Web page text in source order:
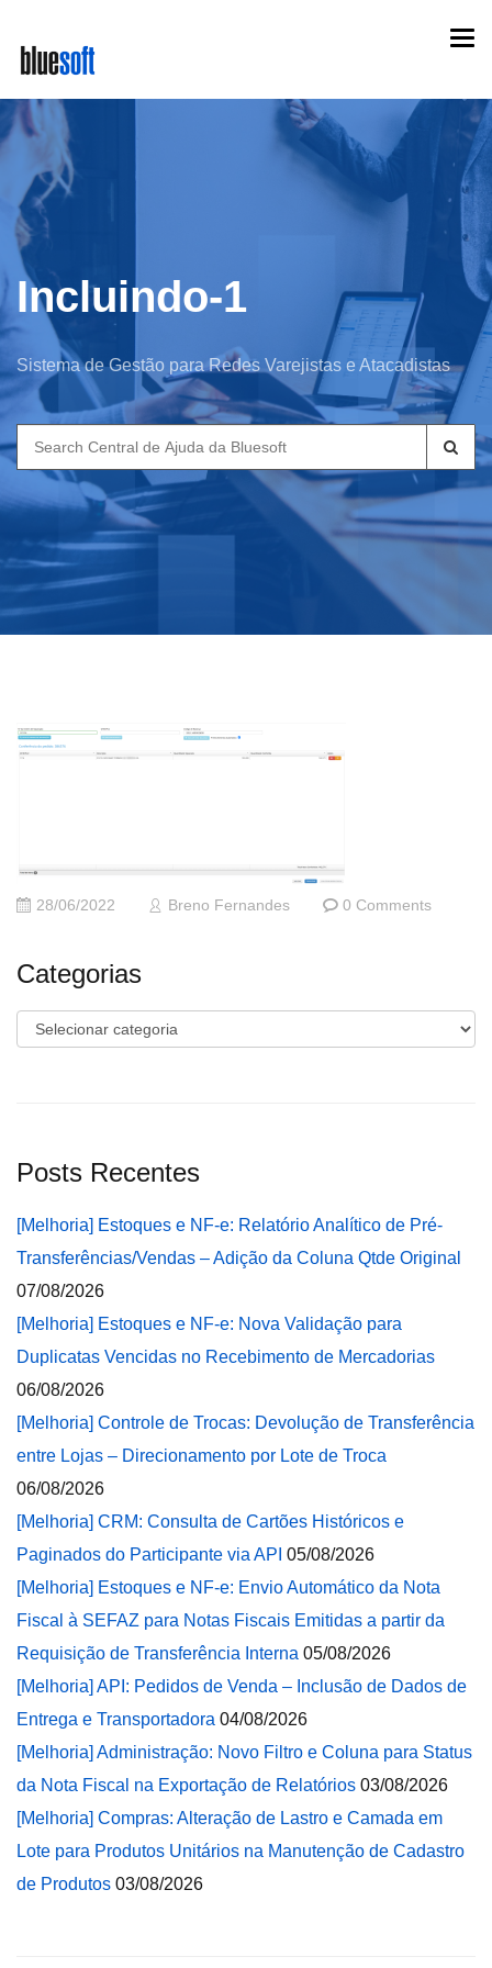
main
content
Incluindo-1
Sistema de Gestão para Redes Varejistas e Atacadistas
Search
for:
28/06/2022 Breno Fernandes 0 Comments
Categorias
Categorias
Posts Recentes
[Melhoria] Estoques e NF-e: Relatório Analítico de Pré-
Transferências/Vendas – Adição da Coluna Qtde Original
07/08/2026
[Melhoria] Estoques e NF-e: Nova Validação para
Duplicatas Vencidas no Recebimento de Mercadorias
06/08/2026
[Melhoria] Controle de Trocas: Devolução de Transferência
entre Lojas – Direcionamento por Lote de Troca
06/08/2026
[Melhoria] CRM: Consulta de Cartões Históricos e
Paginados do Participante via API 05/08/2026
[Melhoria] Estoques e NF-e: Envio Automático da Nota
Fiscal à SEFAZ para Notas Fiscais Emitidas a partir da
Requisição de Transferência Interna 05/08/2026
[Melhoria] API: Pedidos de Venda – Inclusão de Dados de
Entrega e Transportadora 04/08/2026
[Melhoria] Administração: Novo Filtro e Coluna para Status
da Nota Fiscal na Exportação de Relatórios 03/08/2026
[Melhoria] Compras: Alteração de Lastro e Camada em
Lote para Produtos Unitários na Manutenção de Cadastro
de Produtos 03/08/2026